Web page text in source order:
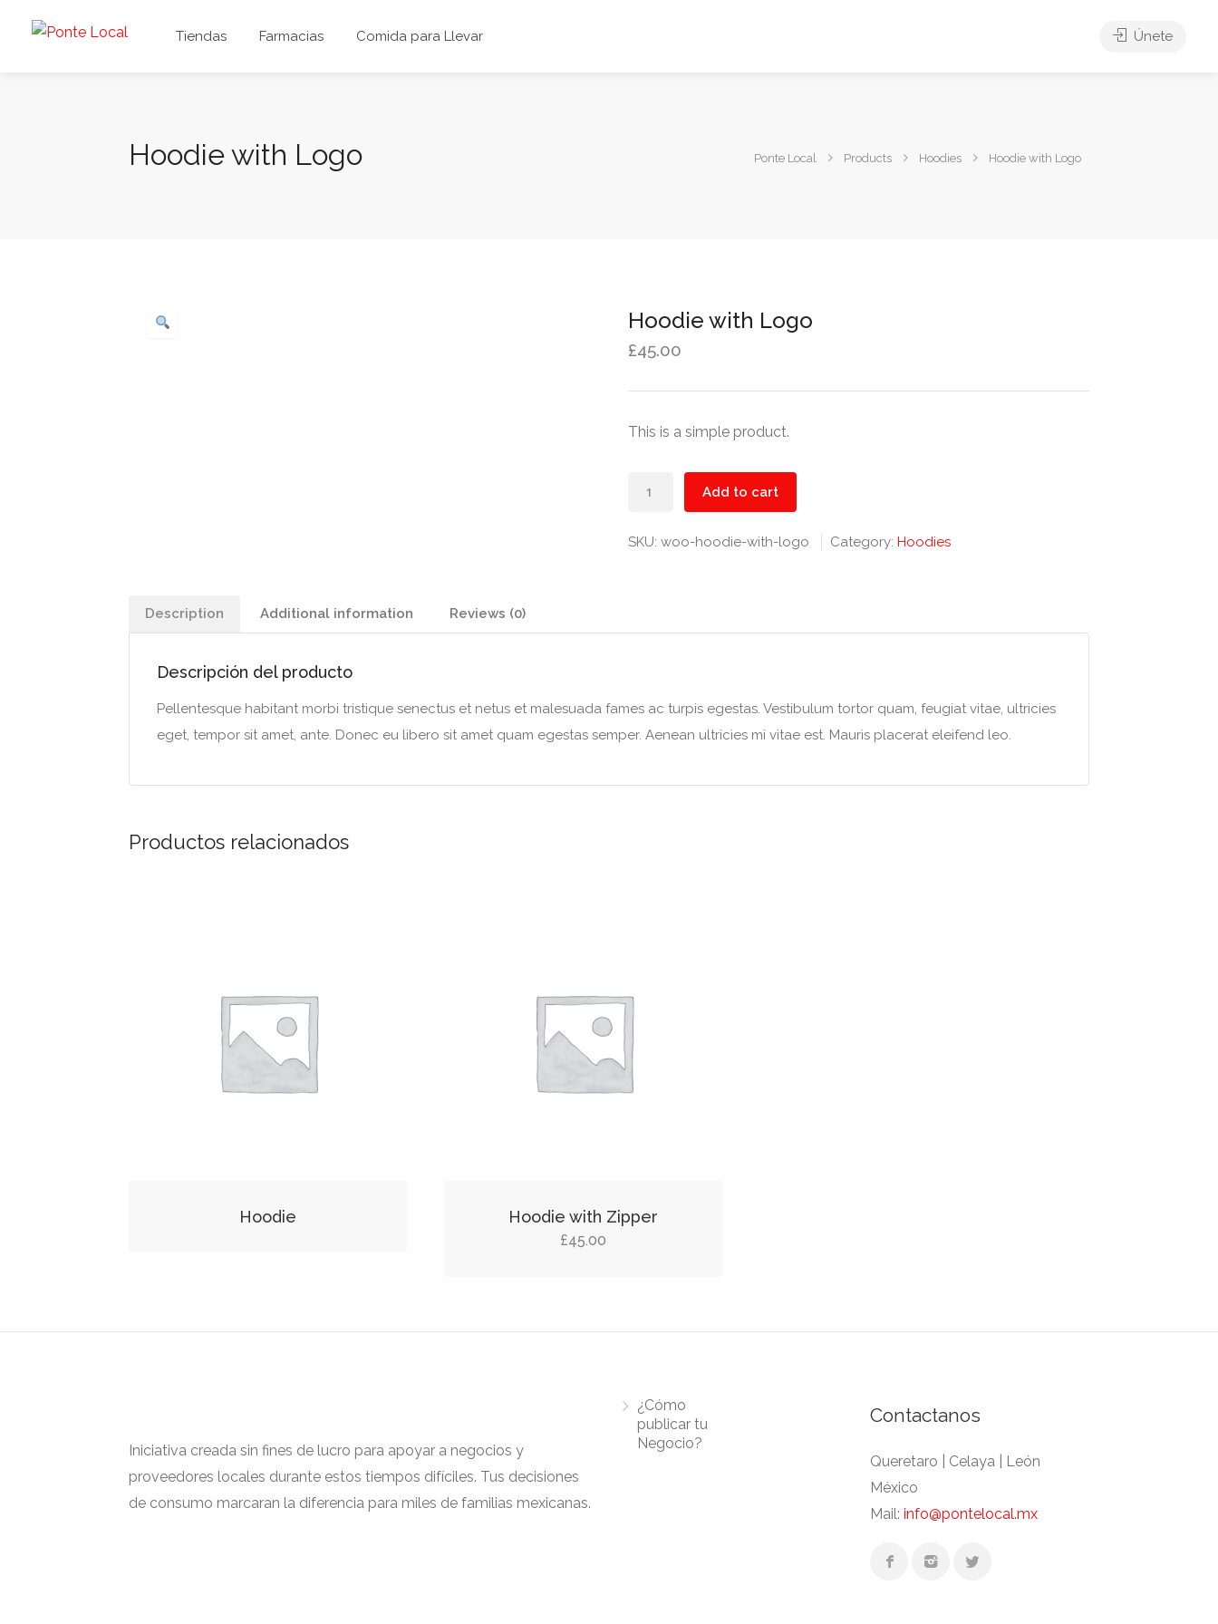
Tiendas Farmacias Comida para Llevar Únete
Hoodie with Logo Ponte Local Products Hoodies Hoodie with Logo
Hoodie with Logo
£45.00
This is a simple product.
Add to cart
SKU:woo-hoodie-with-logo Category:Hoodies
Description Additional information Reviews (0)
Descripción del producto
Pellentesque habitant morbi tristique senectus et netus et malesuada fames ac turpis egestas. Vestibulum tortor quam, feugiat vitae, ultricies
eget, tempor sit amet, ante. Donec eu libero sit amet quam egestas semper. Aenean ultricies mi vitae est. Mauris placerat eleifend leo.
Productos relacionados
Hoodie Hoodie with Zipper
£45.00
Iniciativa creada sin fines de lucro para apoyar a negocios y
proveedores locales durante estos tiempos difíciles. Tus decisiones
de consumo marcaran la diferencia para miles de familias mexicanas.
¿Cómo
publicar tu
Negocio?
Contactanos
Queretaro | Celaya | León
México
Mail: info@pontelocal.mx